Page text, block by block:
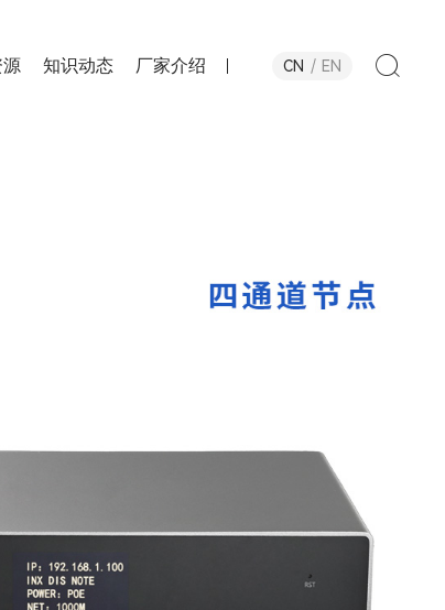
源 知识动态 厂家介绍 CN EN